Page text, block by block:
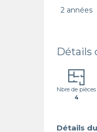
2 années
Détails
Nbre de pièces
4
Détails